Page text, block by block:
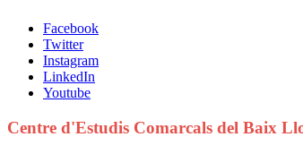
Facebook
Twitter
Instagram
LinkedIn
Youtube
Centre d'Estudis Comarcals del Baix